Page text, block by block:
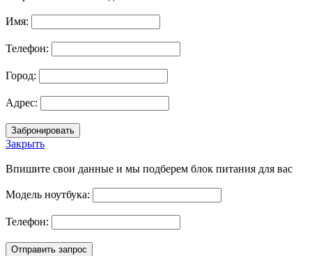
Имя:
Телефон:
Город:
Адрес:
Закрыть
Впишите свои данные и мы подберем блок питания для вас
Модель ноутбука:
Телефон: